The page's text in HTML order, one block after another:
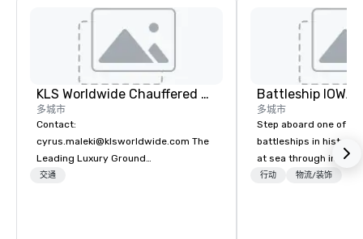
KLS Worldwide Chauffered Services
多城市
Contact:
cyrus.maleki@klsworldwide.com The
Leading Luxury Ground
Transportation company since 1998
交通
Battleship IOWA
多城市
Step aboard one of
battleships in history
at sea through
designed for all
行动 物流/装饰